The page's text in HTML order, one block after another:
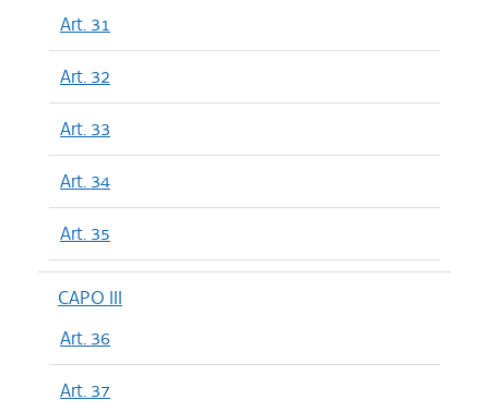
Art. 31
Art. 32
Art. 33
Art. 34
Art. 35
CAPO III
Art. 36
Art. 37